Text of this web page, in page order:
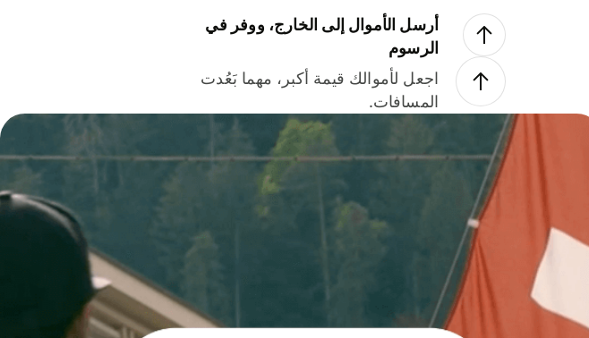
أرسل الأموال إلى الخارج، ووفر في
الرسوم
اجعل لأموالك قيمة أكبر، مهما بَعُدت
المسافات.